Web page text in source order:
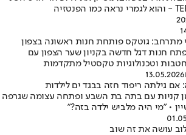
שלו יחד עם TERMINAL X - והוא לגמרי נראה כמו הפנטזיה
מתרחב: גוטקס פותחת חנות ראשונה בצפון
חנות דגל חדשה בקניון שער הצפון עם
וטכנולוגיות טקסטיל מתקדמות
13.05.2026
גילתה ריפוד חזה בבגד ים לילדות
קניות עם בתה בת השבע ופתחה עצומה שגרפה
עושה את זה שוב